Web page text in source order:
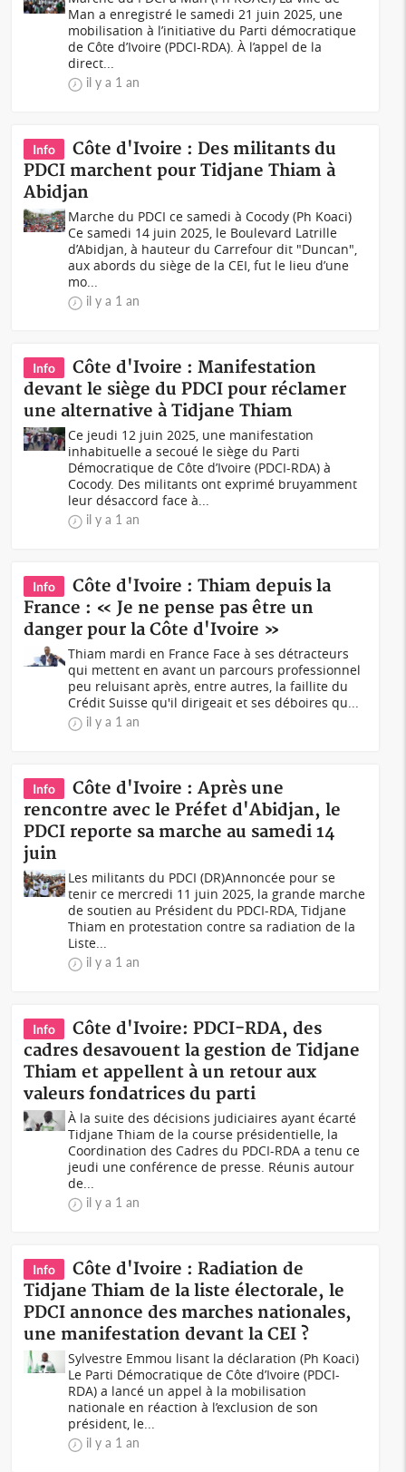
Man a enregistré le samedi 21 juin 2025, une
mobilisation à l’initiative du Parti démocratique
de Côte d’Ivoire (PDCI-RDA). À l’appel de la
direct...
il y a 1 an
Info
Côte d'Ivoire : Des militants du
PDCI marchent pour Tidjane Thiam à
Abidjan
Marche du PDCI ce samedi à Cocody (Ph Koaci)
Ce samedi 14 juin 2025, le Boulevard Latrille
d’Abidjan, à hauteur du Carrefour dit "Duncan",
aux abords du siège de la CEI, fut le lieu d’une
mo...
il y a 1 an
Info
Côte d'Ivoire : Manifestation
devant le siège du PDCI pour réclamer
une alternative à Tidjane Thiam
Ce jeudi 12 juin 2025, une manifestation
inhabituelle a secoué le siège du Parti
Démocratique de Côte d’Ivoire (PDCI-RDA) à
Cocody. Des militants ont exprimé bruyamment
leur désaccord face à...
il y a 1 an
Info
Côte d'Ivoire : Thiam depuis la
France : « Je ne pense pas être un
danger pour la Côte d'Ivoire »
Thiam mardi en France Face à ses détracteurs
qui mettent en avant un parcours professionnel
peu reluisant après, entre autres, la faillite du
Crédit Suisse qu'il dirigeait et ses déboires qu...
il y a 1 an
Info
Côte d'Ivoire : Après une
rencontre avec le Préfet d'Abidjan, le
PDCI reporte sa marche au samedi 14
juin
Les militants du PDCI (DR)Annoncée pour se
tenir ce mercredi 11 juin 2025, la grande marche
de soutien au Président du PDCI-RDA, Tidjane
Thiam en protestation contre sa radiation de la
Liste...
il y a 1 an
Info
Côte d'Ivoire: PDCI-RDA, des
cadres desavouent la gestion de Tidjane
Thiam et appellent à un retour aux
valeurs fondatrices du parti
À la suite des décisions judiciaires ayant écarté
Tidjane Thiam de la course présidentielle, la
Coordination des Cadres du PDCI-RDA a tenu ce
jeudi une conférence de presse. Réunis autour
de...
il y a 1 an
Info
Côte d'Ivoire : Radiation de
Tidjane Thiam de la liste électorale, le
PDCI annonce des marches nationales,
une manifestation devant la CEI ?
Sylvestre Emmou lisant la déclaration (Ph Koaci)
Le Parti Démocratique de Côte d’Ivoire (PDCI-
RDA) a lancé un appel à la mobilisation
nationale en réaction à l’exclusion de son
président, le...
il y a 1 an